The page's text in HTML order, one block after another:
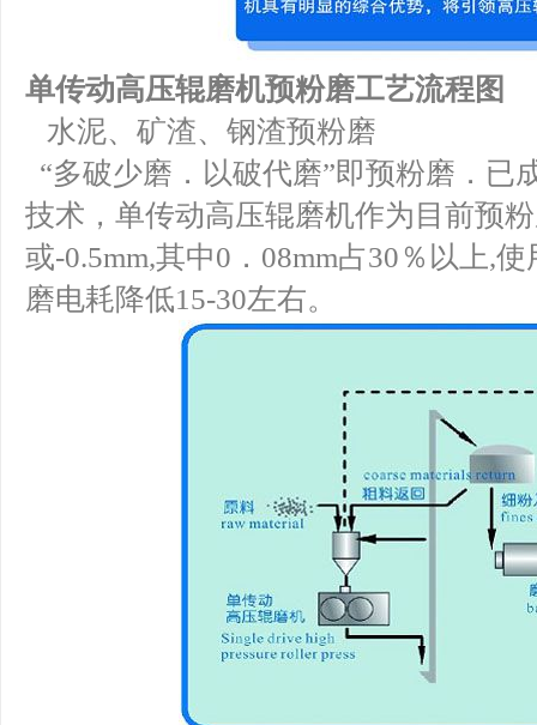
单传动高压辊磨机预粉磨工艺流程图
水泥、矿渣、钢渣预粉磨
“多破少磨．以破代磨”即预粉磨．已
技术，单传动高压辊磨机作为目前预
或-0.5mm,其中0．08mm占30％以上,
磨电耗降低15-30左右。